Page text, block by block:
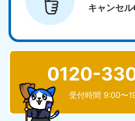
キャンセ
0120-
受付時間 9:00〜